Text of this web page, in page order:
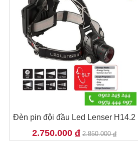
Đèn pin đội đầu Led Lenser H14.2
2.750.000 đ 2.850.000đ